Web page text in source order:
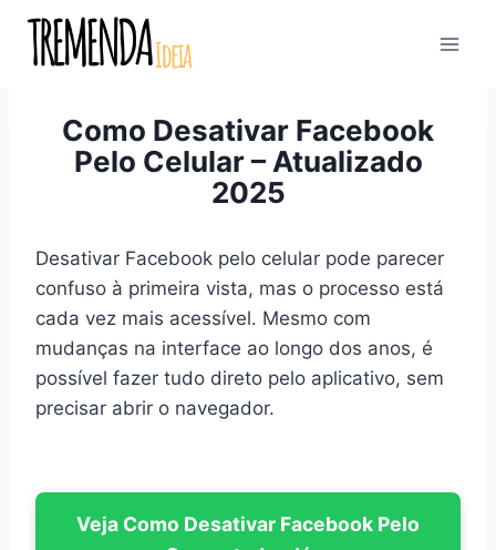
Pular
para
Como Desativar Facebook
Pelo Celular – Atualizado
2025
Desativar Facebook pelo celular pode parecer
confuso à primeira vista, mas o processo está
cada vez mais acessível. Mesmo com
mudanças na interface ao longo dos anos, é
possível fazer tudo direto pelo aplicativo, sem
precisar abrir o navegador.
Veja Como Desativar Facebook Pelo